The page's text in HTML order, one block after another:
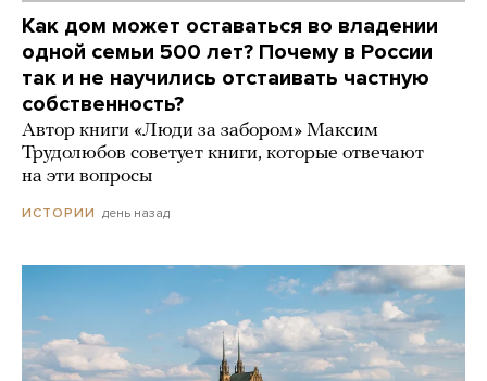
Как дом может оставаться во владении
одной семьи 500 лет? Почему в России
так и не научились отстаивать частную
собственность?
Автор книги «Люди за забором» Максим
Трудолюбов советует книги, которые отвечают
на эти вопросы
ИСТОРИИ день назад